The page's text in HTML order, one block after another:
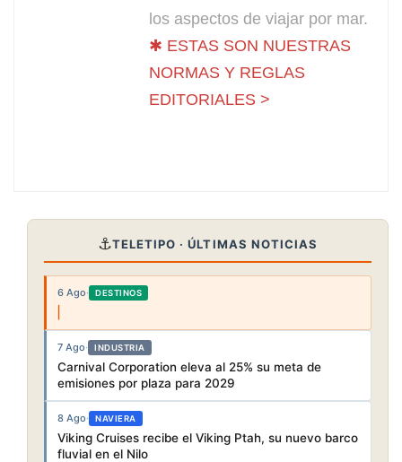
los aspectos de viajar por mar.
✱ ESTAS SON NUESTRAS
NORMAS Y REGLAS
EDITORIALES >
⚓TELETIPO · ÚLTIMAS NOTICIAS
6 Ago· DESTINOS
7 Ago· INDUSTRIA
Carnival Corporation eleva al 25% su meta de
emisiones por plaza para 2029
8 Ago· NAVIERA
Viking Cruises recibe el Viking Ptah, su nuevo barco
fluvial en el Nilo